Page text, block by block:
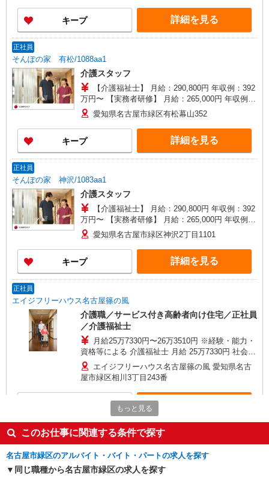
キープ 詳細を見る
正社員
そんぽの家 有松/1088aa1
介護スタッフ
【介護福祉士】 月給：290,800円 年収例：392
万円〜 【実務者研修】 月給：265,000円 年収例：
360万円〜 【初任者研修・無資格】 月給：
249,300円 年収例：337万円〜 ※職務手当、働き
がい向上手当、日祝手当（月平均2回分）、夜勤手
当（月平均5回分）等、毎月平均的に支払われる手
当を含みます。 ※介護福祉士のみ、特別職務手当
愛知県名古屋市緑区有松幕山352
キープ 詳細を見る
正社員
そんぽの家 神沢/1083aa1
介護スタッフ
【介護福祉士】 月給：290,800円 年収例：392
万円〜 【実務者研修】 月給：265,000円 年収例：
360万円〜 【初任者研修・無資格】 月給：
249,300円 年収例：337万円〜 ※職務手当、働き
がい向上手当、日祝手当（月平均2回分）、夜勤手
当（月平均5回分）等、毎月平均的に支払われる手
当を含みます。 ※介護福祉士のみ、特別職務手当
分〜） ◎賞与 基本給2.08ヶ月分/年支給
愛知県名古屋市緑区神沢2丁目1101
キープ 詳細を見る
正社員
エイジフリーハウス名古屋篠の風
介護職／サービス付き高齢者向け住宅／正社員
／介護福祉士
月給25万7330円〜26万3510円 ※経験・能力・
資格等による 介護福祉士 月給 25万7330円 社会福
祉士 月給 26万3510円 ※一律処遇改善加算含む ※
夜勤手当6000円/4回を含む 〇資格手当 〇職種手当
〇業務手当 〇時間外勤務手当 〇夜勤手当 〇深夜
勤務手当 〇休日勤務手当 〇年末年始勤務手当
エイジフリーハウス名古屋篠の風 愛知県名古
屋市緑区相川3丁目243番
正社員
エイジフリーハウス名古屋篠の風
介護職／サービス付き高齢者向け住宅／正社員
月給24万1,280円〜26万3,510円 ※経験・能
もっと見る
このお仕事に関連する条件で探す
名古屋市緑区のアルバイト・バイト・パートの求人を探す
同じ職種から名古屋市緑区の求人を探す